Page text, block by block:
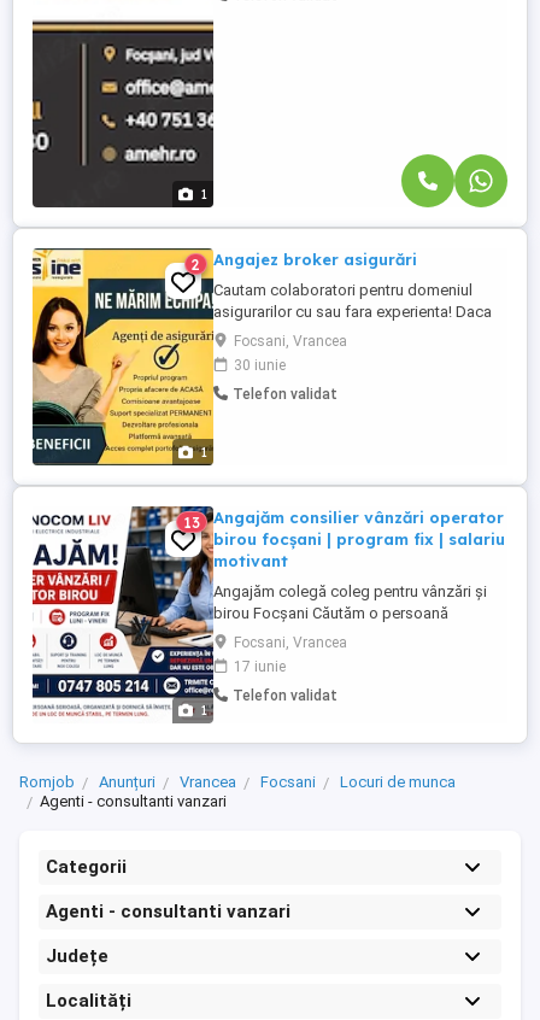
1
1
2 Angajez broker asigurări
Cautam colaboratori pentru domeniul
asigurarilor cu sau fara experienta! Daca
sunteti persoane serioase, ambitioase,
rabdatoare si doriti sa desfasurati o
activitate pe care sa o puteti desfasura
part-time, pe langa oricare alt loc de
Focsani, Vrancea
30 iunie
Telefon validat
1
13
Angajăm consilier vânzări operator
birou focșani | program fix | salariu
motivant
Angajăm colegă coleg pentru vânzări și
birou Focșani Căutăm o persoană
serioasă, organizată și dornică să învețe,
interesată de un loc de muncă stabil pe
termen lung. Experiența în vânzări
reprezintă un avantaj, dar nu este
început. Salariu 3500 5000 lei, ...
Focsani, Vrancea
17 iunie
Telefon validat
Romjob Anunțuri Vrancea Focsani
Locuri de munca
Agenti - consultanti vanzari
Categorii
Agenti - consultanti vanzari
Județe
Localități